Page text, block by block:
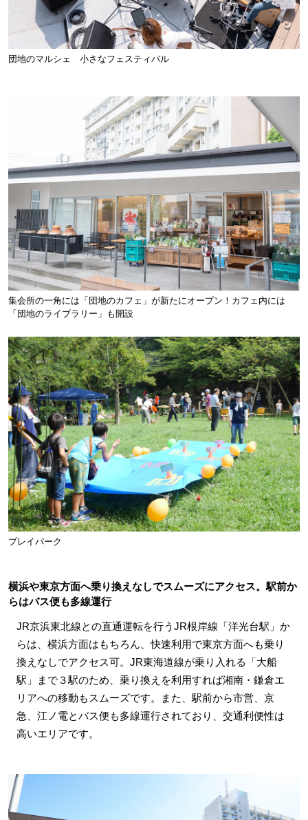
団地のマルシェ 小さなフェスティバル
集会所の一角には「団地のカフェ」が新たにオープン！カフェ内には
「団地のライブラリー」も開設
プレイパーク
横浜や東京方面へ乗り換えなしでスムーズにアクセス。駅前か
らはバス便も多線運行
JR京浜東北線との直通運転を行うJR根岸線「洋光台駅」か
らは、横浜方面はもちろん、快速利用で東京方面へも乗り
換えなしでアクセス可。JR東海道線が乗り入れる「大船
駅」まで３駅のため、乗り換えを利用すれば湘南・鎌倉エ
リアへの移動もスムーズです。また、駅前から市営、京
急、江ノ電とバス便も多線運行されており、交通利便性は
高いエリアです。